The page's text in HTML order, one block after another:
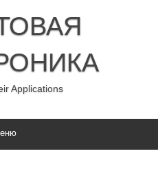
Applications